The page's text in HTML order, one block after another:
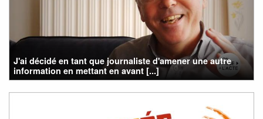
J'ai décidé en tant que journaliste d'amener une autre
information en mettant en avant [...]